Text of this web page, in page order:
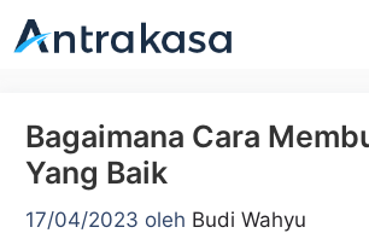
Langsung
ke
Bagaimana Cara
Yang Baik
17/04/2023 oleh Budi Wahyu